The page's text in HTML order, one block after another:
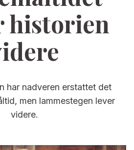
historien
har nadveren erstattet det
men lammestegen lever
videre.